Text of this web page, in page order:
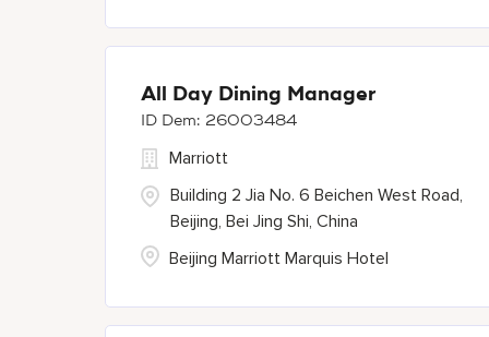
All Day Dining Manager
26003484
Building 2 Jia No. 6 Beichen West Road,
Beijing, Bei Jing Shi, China
Marriott
Beijing Marriott Marquis Hotel